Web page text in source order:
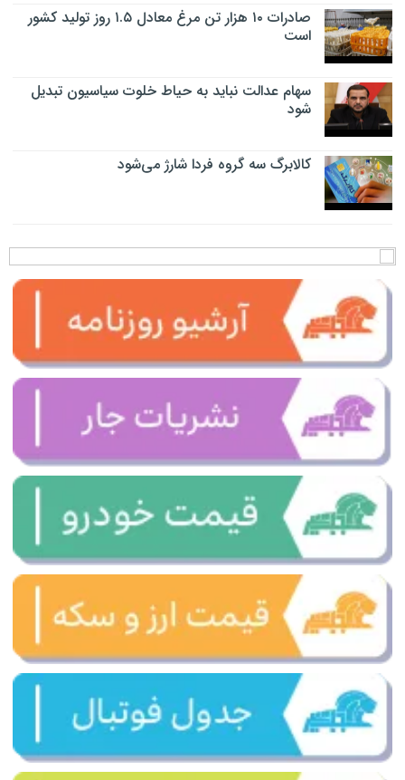
صادرات ۱۰ هزار تن مرغ معادل ۱.۵ روز تولید کشور
است
سهام عدالت نباید به حیاط خلوت سیاسیون تبدیل
شود
کالابرگ سه گروه فردا شارژ می‌شود